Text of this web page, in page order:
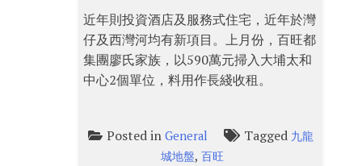
近年則投資酒店及服務式住宅，近年於灣
仔及西灣河均有新項目。上月份，百旺都
集團廖氏家族，以590萬元掃入大埔太和
中心2個單位，料用作長綫收租。
Posted in General Tagged 九龍
城地盤,百旺